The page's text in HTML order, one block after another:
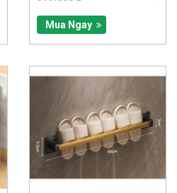
Mua Ngay